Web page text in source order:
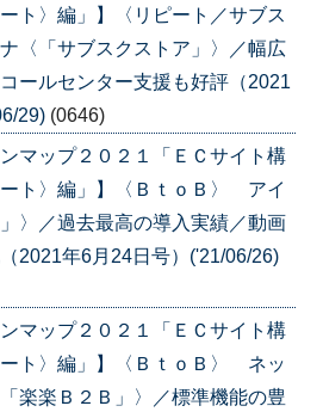
ト〉編」】〈リピート／サブス
〈「サブスクストア」〉／幅広
ールセンター支援も好評（2021
29) (0646)
マップ２０２１「ＥＣサイト構
ト〉編」】〈ＢｔｏＢ〉 アイ
〉／過去最高の導入実績／動画
2021年6月24日号）('21/06/26)
マップ２０２１「ＥＣサイト構
ト〉編」】〈ＢｔｏＢ〉 ネッ
楽楽Ｂ２Ｂ」〉／標準機能の豊